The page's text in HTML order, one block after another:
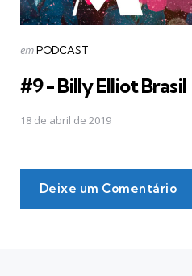
Postado
emPODCAST
#9 - Billy Elliot Brasil
18 de abril de 2019
Deixe um Comentário